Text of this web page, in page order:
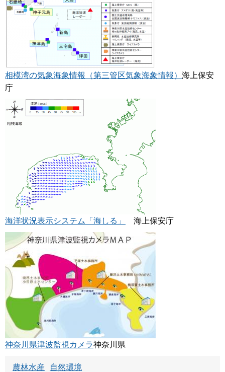
相模湾の気象海象情報（第三管区気象海象情報） 海上保安
庁
海洋状況表示システム「海しる」 海上保安庁
神奈川県津波監視カメラ神奈川県
農林水産 自然環境